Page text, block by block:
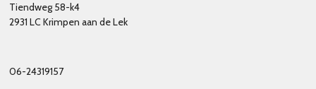
Tiendweg 58-k4
2931 LC Krimpen aan de Lek
06-24319157